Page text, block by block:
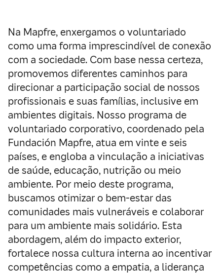
Na Mapfre, enxergamos o voluntariado
como uma forma imprescindível de conexão
com a sociedade. Com base nessa certeza,
promovemos diferentes caminhos para
direcionar a participação social de nossos
profissionais e suas famílias, inclusive em
ambientes digitais. Nosso programa de
voluntariado corporativo, coordenado pela
Fundación Mapfre, atua em vinte e seis
países, e engloba a vinculação a iniciativas
de saúde, educação, nutrição ou meio
ambiente. Por meio deste programa,
buscamos otimizar o bem-estar das
comunidades mais vulneráveis e colaborar
para um ambiente mais solidário. Esta
abordagem, além do impacto exterior,
fortalece nossa cultura interna ao incentivar
competências como a empatia, a liderança